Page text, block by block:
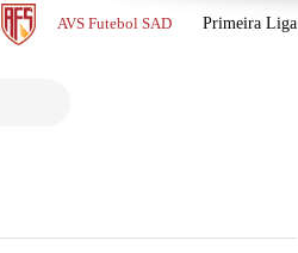
AVS Futebol SAD Primeira Liga